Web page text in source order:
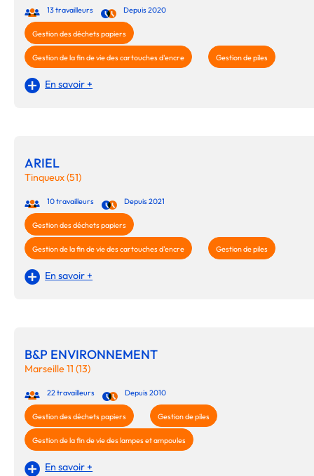
13 travailleurs Depuis 2020
Gestion des déchets papiers
Gestion de la fin de vie des cartouches d'encre Gestion de piles
En savoir +
ARIEL
Tinqueux (51)
10 travailleurs Depuis 2021
Gestion des déchets papiers
Gestion de la fin de vie des cartouches d'encre Gestion de piles
En savoir +
B&P ENVIRONNEMENT
Marseille 11 (13)
22 travailleurs Depuis 2010
Gestion des déchets papiers Gestion de piles
Gestion de la fin de vie des lampes et ampoules
En savoir +